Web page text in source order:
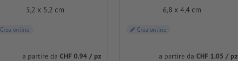
5,2 x 5,2 cm
Crea online
a partire da CHF 0.94 / pz
6,8 x 4,4 cm
Crea online
a partire daCHF 1.05 / pz